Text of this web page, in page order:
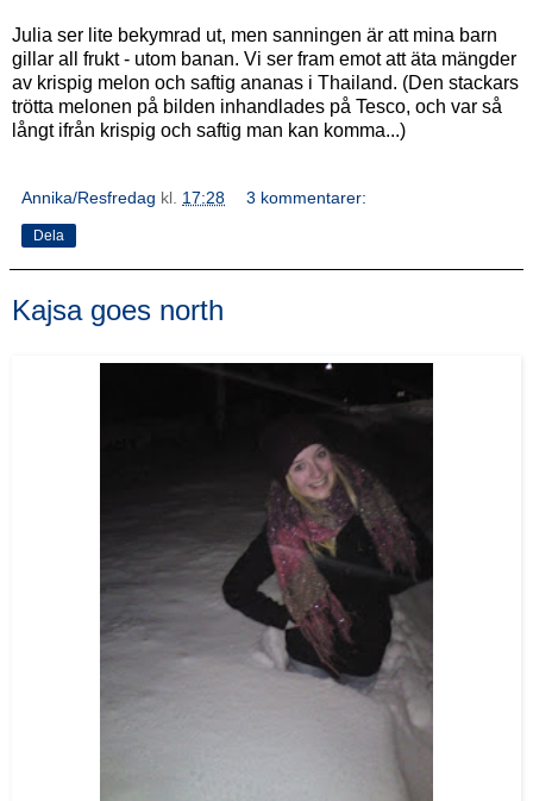
Julia ser lite bekymrad ut, men sanningen är att mina barn
gillar all frukt - utom banan. Vi ser fram emot att äta mängder
av krispig melon och saftig ananas i Thailand. (Den stackars
trötta melonen på bilden inhandlades på Tesco, och var så
långt ifrån krispig och saftig man kan komma...)
Annika/Resfredag kl. 17:28 3 kommentarer:
Dela
Kajsa goes north